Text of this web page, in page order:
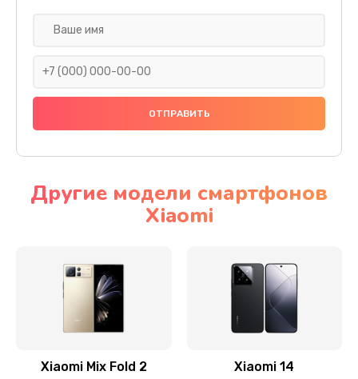
Замена разъема питания
Замена шлейфа
Ремонт мультиконтроллера
Другие модели смартфонов
Xiaomi
Xiaomi Mix Fold 2 Xiaomi 14